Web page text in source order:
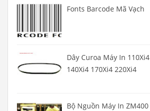
Fonts Barcode Mã Vạch
Dây Curoa Máy In 110Xi4
140Xi4 170Xi4 220Xi4
Bộ Nguồn Máy In ZM400